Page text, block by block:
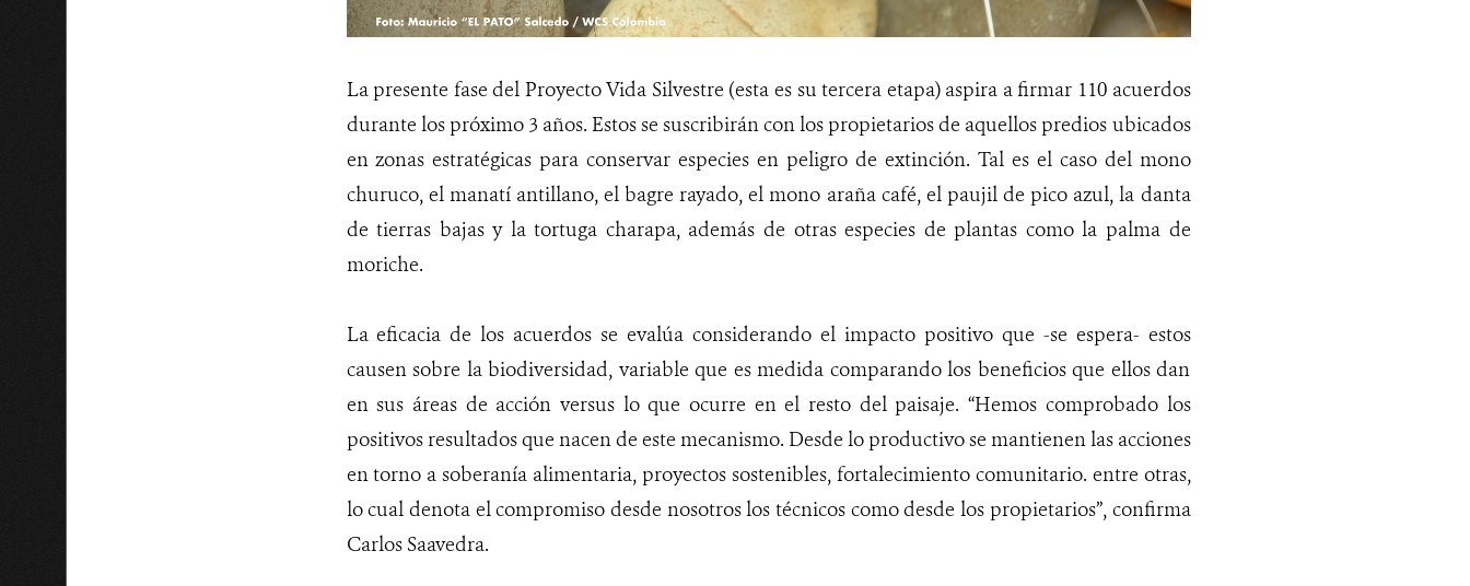
La presente fase del Proyecto Vida Silvestre (esta es su tercera etapa) aspira a firmar 110 acuerdos
durante los próximo 3 años. Estos se suscribirán con los propietarios de aquellos predios ubicados
en zonas estratégicas para conservar especies en peligro de extinción. Tal es el caso del mono
churuco, el manatí antillano, el bagre rayado, el mono araña café, el paujil de pico azul, la danta
de tierras bajas y la tortuga charapa, además de otras especies de plantas como la palma de
moriche.
La eficacia de los acuerdos se evalúa considerando el impacto positivo que -se espera- estos
causen sobre la biodiversidad, variable que es medida comparando los beneficios que ellos dan
en sus áreas de acción versus lo que ocurre en el resto del paisaje. “Hemos comprobado los
positivos resultados que nacen de este mecanismo. Desde lo productivo se mantienen las acciones
en torno a soberanía alimentaria, proyectos sostenibles, fortalecimiento comunitario. entre otras,
lo cual denota el compromiso desde nosotros los técnicos como desde los propietarios”, confirma
Carlos Saavedra.